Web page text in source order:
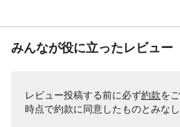
みんなが役に立ったレビュー
レビュー投稿する前に必ず約款を
時点で約款に同意したものとみなし